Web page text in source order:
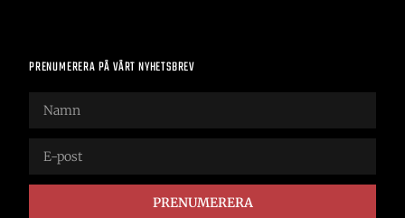
PRENUMERERA PÅ VÅRT NYHETSBREV
PRENUMERERA